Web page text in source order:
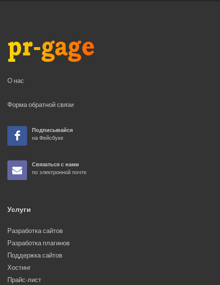
О нас
Форма обратной связи
Подписывайся
на Фейсбуке
Связаться с нами
по электронной почте
Услуги
Разработка сайтов
Разработка плагинов
Поддержка сайтов
Хостинг
Прайс-лист